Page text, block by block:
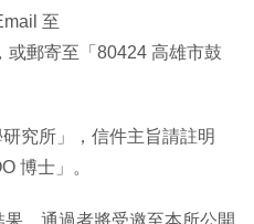
至
或郵寄至「80424 高雄市鼓
究所」，信件主旨請註明
博士」。
。通過者將受邀至本所公開